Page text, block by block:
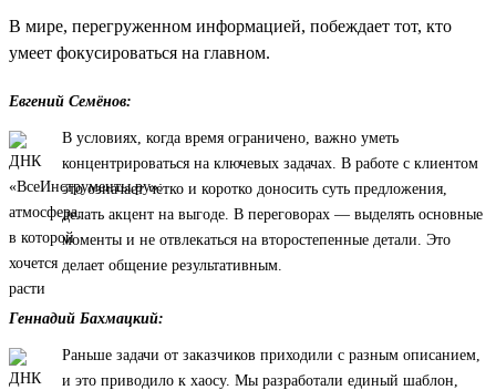
В мире, перегруженном информацией, побеждает тот, кто
умеет фокусироваться на главном.
Евгений Семёнов:
В условиях, когда время ограничено, важно уметь
концентрироваться на ключевых задачах. В работе с клиентом
это означает четко и коротко доносить суть предложения,
делать акцент на выгоде. В переговорах — выделять основные
моменты и не отвлекаться на второстепенные детали. Это
делает общение результативным.
Геннадий Бахмацкий:
Раньше задачи от заказчиков приходили с разным описанием,
и это приводило к хаосу. Мы разработали единый шаблон,